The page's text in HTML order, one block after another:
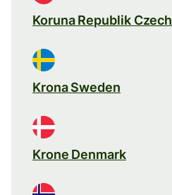
Koruna Republik Czech
Krona Sweden
Krone Denmark